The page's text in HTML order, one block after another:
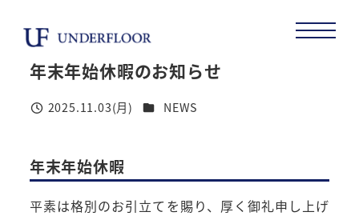
年末年始休暇のお知らせ
投稿日
2025.11.03(月) カテゴリー
NEWS
年末年始休暇
平素は格別のお引立てを賜り、厚く御礼申し上げ